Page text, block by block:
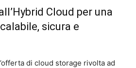
Cloud per una
sicura e
di cloud storage rivolta ad